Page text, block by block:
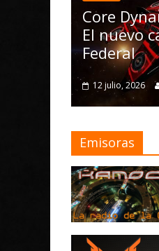
Kestrel Mk II:
caza de la Armada
Emisoras